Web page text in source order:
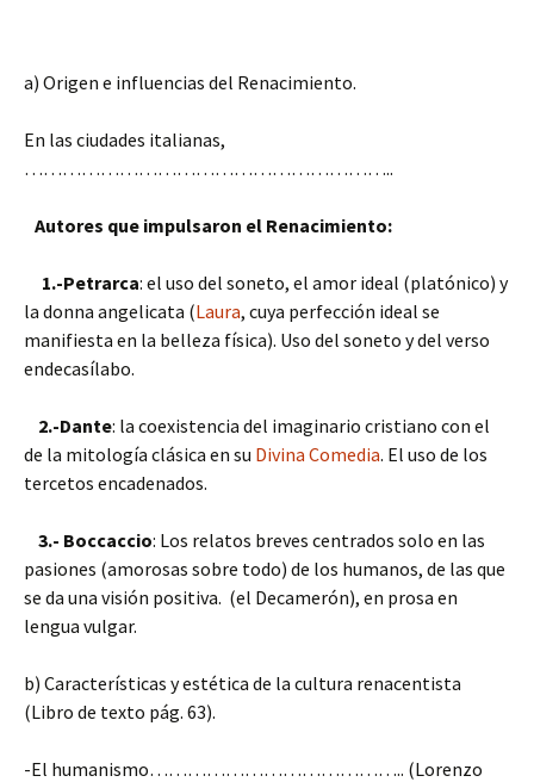
a) Origen e influencias del Renacimiento.
En las ciudades italianas,
…………………………………………………..
Autores que impulsaron el Renacimiento:
1.-Petrarca: el uso del soneto, el amor ideal (platónico) y
la donna angelicata (Laura, cuya perfección ideal se
manifiesta en la belleza física). Uso del soneto y del verso
endecasílabo.
2.-Dante: la coexistencia del imaginario cristiano con el
de la mitología clásica en su Divina Comedia. El uso de los
tercetos encadenados.
3.- Boccaccio: Los relatos breves centrados solo en las
pasiones (amorosas sobre todo) de los humanos, de las que
se da una visión positiva. (el Decamerón), en prosa en
lengua vulgar.
b) Características y estética de la cultura renacentista
(Libro de texto pág. 63).
-El humanismo………………………………….. (Lorenzo